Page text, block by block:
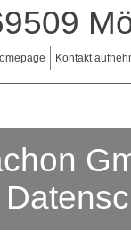
Kontakt